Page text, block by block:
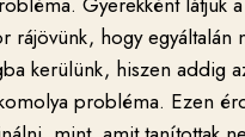
rájövünk, hogy egyáltalán
kerülünk, hiszen addig
probléma. Ezen